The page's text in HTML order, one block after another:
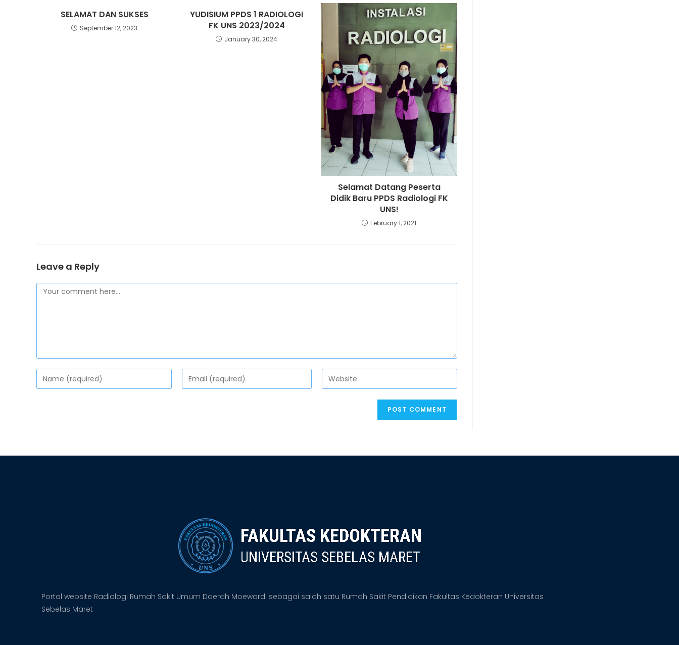
SELAMAT DAN SUKSES
September 12, 2023
YUDISIUM PPDS 1 RADIOLOGI
FK UNS 2023/2024
January 30, 2024
Selamat Datang Peserta
Didik Baru PPDS Radiologi FK
UNS!
February 1, 2021
Leave a Reply
Portal website Radiologi Rumah Sakit Umum Daerah Moewardi sebagai salah satu Rumah Sakit Pendidikan Fakultas Kedokteran Universitas
Sebelas Maret